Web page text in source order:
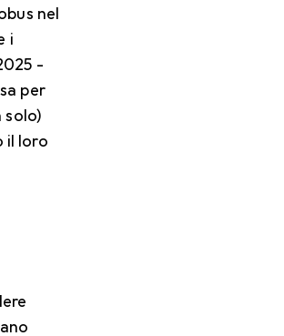
nel
i
-
per
il loro